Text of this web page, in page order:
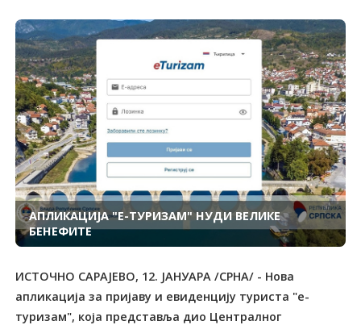
АПЛИКАЦИЈА "Е-ТУРИЗАМ" НУДИ ВЕЛИКЕ
БЕНЕФИТЕ
ИСТОЧНО САРАЈЕВО, 12. ЈАНУАРА /СРНА/ - Нова
апликација за пријаву и евиденцију туриста "е-
туризам", која представља дио Централног